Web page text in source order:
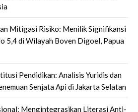
Mitigasi Risiko: Menilik Signifikansi
5,4 di Wilayah Boven Digoel, Papua
Pendidikan: Analisis Yuridis dan
Senjata Api di Jakarta Selatan
Mengintegrasikan Literasi Anti-